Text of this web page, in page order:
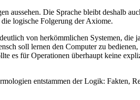
aussehen. Die Sprache bleibt deshalb
logische Folgerung der Axiome.
von herkömmlichen Systemen, die
soll lernen den Computer zu
es für Operationen überhaupt keine
entstammen der Logik: Fakten,